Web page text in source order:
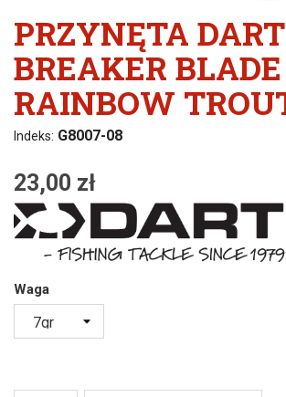
PRZYNĘTA
BREAKER
RAINBOW
Indeks: G8007-08
23,00 zł
Waga